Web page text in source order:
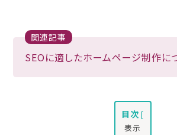
関連記事
SEOに適したホームページ制作に
目次 [
表示